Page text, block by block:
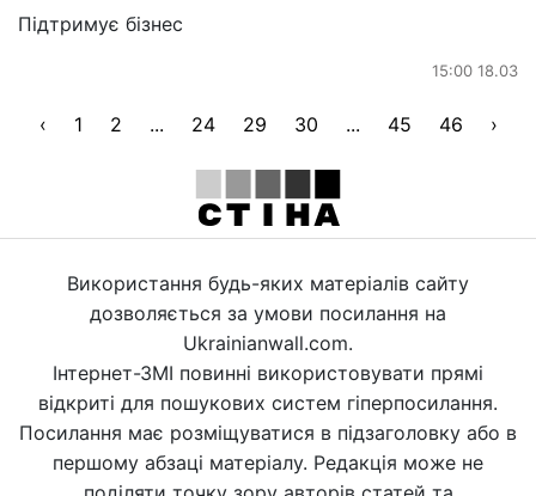
Підтримує бізнес
15:00 18.03
‹ 1 2 ... 24 29 30 ... 45 46 ›
Використання будь-яких матеріалів сайту
дозволяється за умови посилання на
Ukrainianwall.com.
Інтернет-ЗМІ повинні використовувати прямі
відкриті для пошукових систем гіперпосилання.
Посилання має розміщуватися в підзаголовку або в
першому абзаці матеріалу. Редакція може не